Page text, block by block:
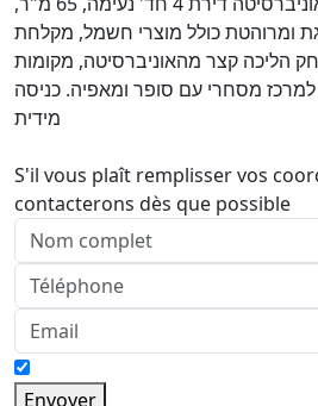
ומרוהטת כולל מוצרי חשמל, מקלחת
הליכה קצר מהאוניברסיטה, מקומות
למרכז מסחרי עם סופר ומאפיה. כניסה
מידית
S'il vous plaît remplisser vos
contacterons dès que possible
Envoyer